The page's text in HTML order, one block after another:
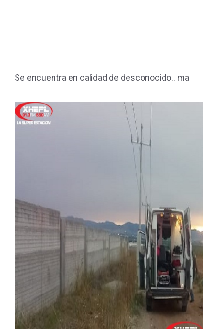
Se encuentra en calidad de desconocido.. ma